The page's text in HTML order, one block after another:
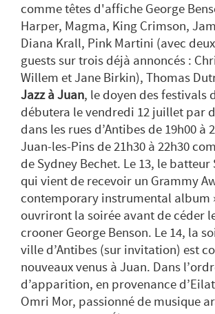
comme têtes d'affiche George
Harper, Magma, King Crimson,
Diana Krall, Pink Martini (avec
guests sur trois déjà annoncés :
Willem et Jane Birkin), Thomas
Jazz à Juan, le doyen des festivals
débutera le vendredi 12 juillet par
dans les rues d’Antibes de 19h00 à
Juan-les-Pins de 21h30 à 22h30
de Sydney Bechet. Le 13, le batteur
qui vient de recevoir un Grammy
contemporary instrumental album
ouvriront la soirée avant de céder
crooner George Benson. Le 14, la
ville d’Antibes (sur invitation) est
nouveaux venus à Juan. Dans
d’apparition, en provenance
Omri Mor, passionné de musique